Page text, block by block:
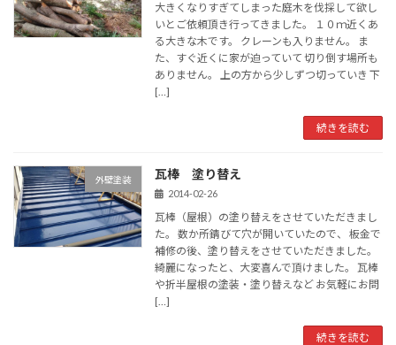
大きくなりすぎてしまった庭木を伐採して欲し
いとご依頼頂き行ってきました。 １０ｍ近くあ
る大きな木です。 クレーンも入りません。 ま
た、すぐ近くに家が迫っていて 切り倒す場所も
ありません。 上の方から少しずつ切っていき 下
[…]
続きを読む
外壁塗装 瓦棒 塗り替え
2014-02-26
瓦棒（屋根）の塗り替えをさせていただきまし
た。 数か所錆びて穴が開いていたので、 板金で
補修の後、塗り替えをさせていただきました。
綺麗になったと、大変喜んで頂けました。 瓦棒
や折半屋根の塗装・塗り替えなど お気軽にお問
[…]
続きを読む